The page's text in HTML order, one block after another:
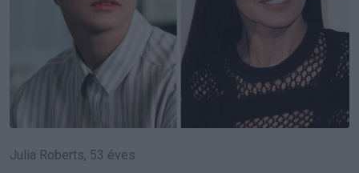
Julia Roberts, 53 éves